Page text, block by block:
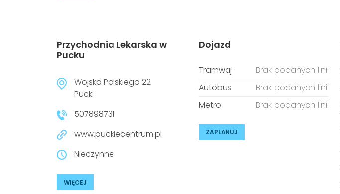
Przychodnia Lekarska w
Pucku
Wojska Polskiego 22
Puck
507898731
www.puckiecentrum.pl
Nieczynne
WIĘCEJ
Dojazd
Tramwaj
Brak podanych linii
Autobus
Brak podanych linii
Metro
Brak podanych linii
ZAPLANUJ